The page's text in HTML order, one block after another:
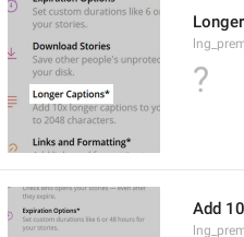
?
Add